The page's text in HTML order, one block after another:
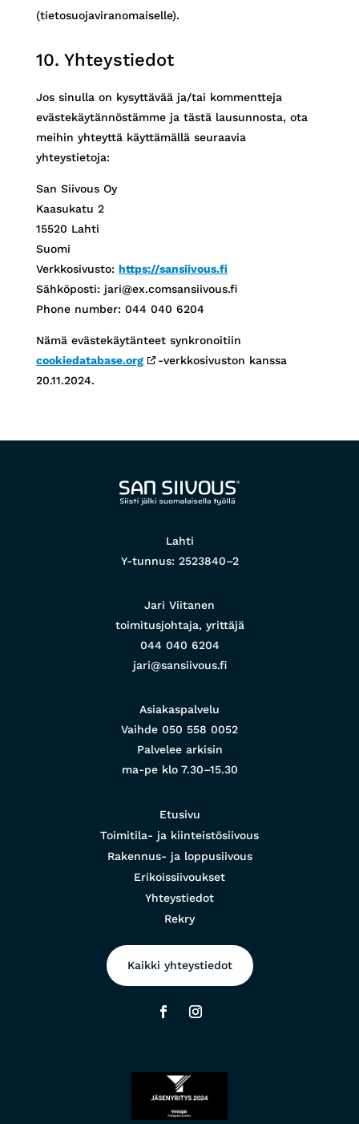
(tietosuojaviranomaiselle).
10. Yhteystiedot
Jos sinulla on kysyttävää ja/tai kommentteja
evästekäytännöstämme ja tästä lausunnosta, ota
meihin yhteyttä käyttämällä seuraavia
yhteystietoja:
San Siivous Oy
Kaasukatu 2
15520 Lahti
Suomi
Verkkosivusto: https://sansiivous.fi
Sähköposti: jari@ex.comsansiivous.fi
Phone number: 044 040 6204
Nämä evästekäytänteet synkronoitiin
cookiedatabase.org
-verkkosivuston kanssa
20.11.2024.
Lahti
Y-tunnus: 2523840–2
Jari Viitanen
toimitusjohtaja, yrittäjä
044 040 6204
jari@sansiivous.fi
Asiakaspalvelu
Vaihde 050 558 0052
Palvelee arkisin
ma-pe klo 7.30–15.30
Etusivu
Toimitila- ja kiinteistösiivous
Rakennus- ja loppusiivous
Erikoissiivoukset
Yhteystiedot
Rekry
Kaikki yhteystiedot